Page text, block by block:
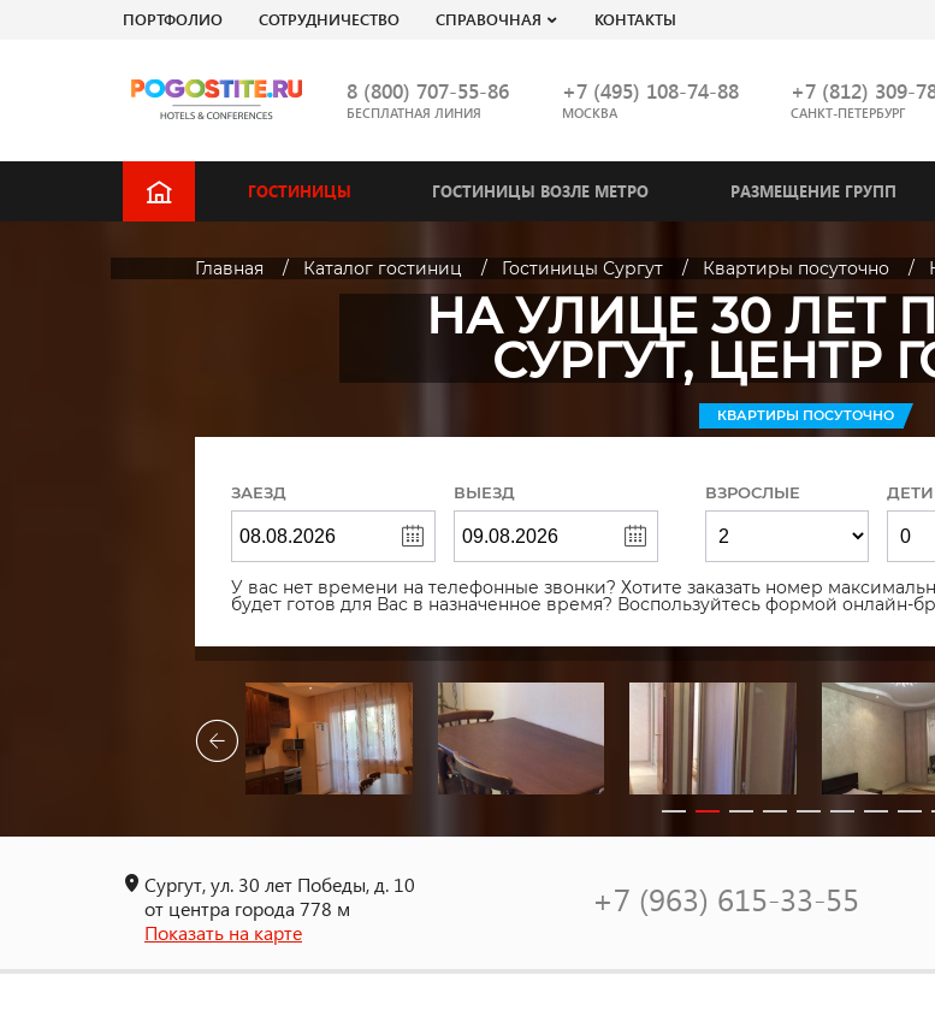
ПОРТФОЛИО СОТРУДНИЧЕСТВО СПРАВОЧНАЯ КОНТАКТЫ
8 (800) 707-55-86
БЕСПЛАТНАЯ ЛИНИЯ
+7 (495) 108-74-88
МОСКВА
+7 (812) 309-
САНКТ-ПЕТЕРБУРГ
ГОСТИНИЦЫ ГОСТИНИЦЫ ВОЗЛЕ МЕТРО РАЗМЕЩЕНИЕ ГРУПП
Главная Каталог гостиниц Гостиницы Сургут Квартиры посуточно
НА УЛИЦЕ 30 ЛЕТ
СУРГУТ, ЦЕНТР
КВАРТИРЫ ПОСУТОЧНО
ЗАЕЗД ВЫЕЗД ВЗРОСЛЫЕ ДЕТИ
У вас нет времени на телефонные звонки? Хотите заказать номер
будет готов для Вас в назначенное время? Воспользуйтесь формой онлайн-
Сургут, ул. 30 лет Победы, д. 10
от центра города 778 м
Показать на карте
+7 (963) 615-33-55